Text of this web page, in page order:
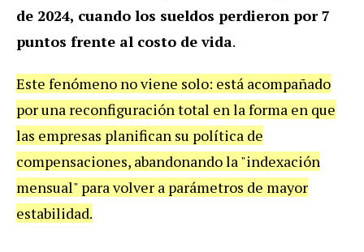
de 2024, cuando los sueldos perdieron por 7
puntos frente al costo de vida.
Este fenómeno no viene solo: está acompañado
por una reconfiguración total en la forma en que
las empresas planifican su política de
compensaciones, abandonando la "indexación
mensual" para volver a parámetros de mayor
estabilidad.